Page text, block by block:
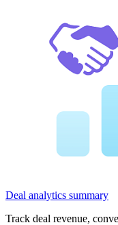
Deal analytics summary
Track deal revenue,